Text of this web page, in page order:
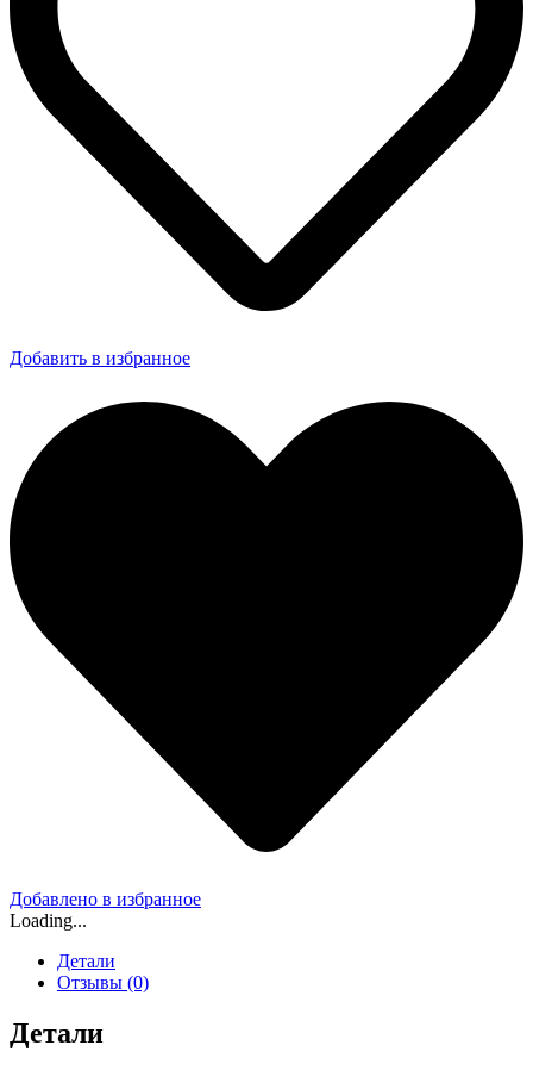
Добавить в избранное
Добавлено в избранное
Loading...
Детали
Отзывы (0)
Детали